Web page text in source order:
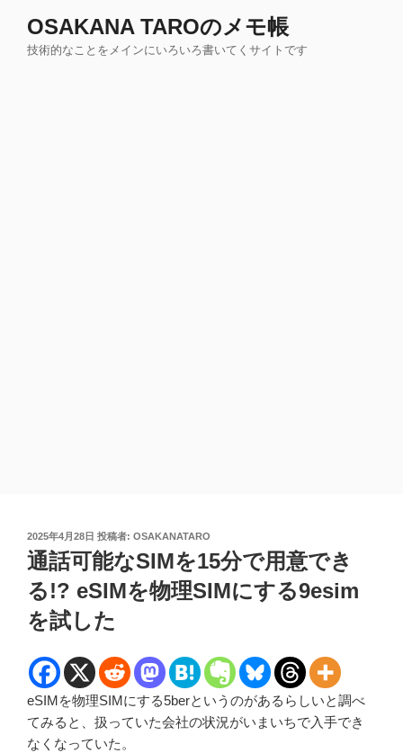
OSAKANA TAROのメモ帳
技術的なことをメインにいろいろ書いてくサイトです
投
稿
日:
2025年4月28日 投稿者: OSAKANATARO
通話可能なSIMを15分で用意でき
る!? eSIMを物理SIMにする9esim
を試した
eSIMを物理SIMにする5berというのがあるらしいと調べ
てみると、扱っていた会社の状況がいまいちで入手でき
なくなっていた。